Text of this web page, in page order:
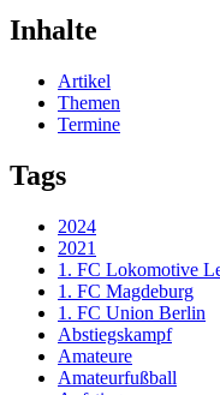
Inhalte
Artikel
Themen
Termine
Tags
2024
2021
1. FC Lokomotive
1. FC Magdeburg
1. FC Union Berlin
Abstiegskampf
Amateure
Amateurfußball